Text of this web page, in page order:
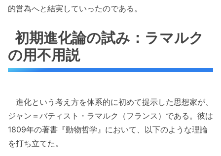
的営為へと結実していったのである。
初期進化論の試み：ラマルク
の用不用説
進化という考え方を体系的に初めて提示した思想家が、
ジャン＝バティスト・ラマルク（フランス）である。彼は
1809年の著書『動物哲学』において、以下のような理論
を打ち立てた。